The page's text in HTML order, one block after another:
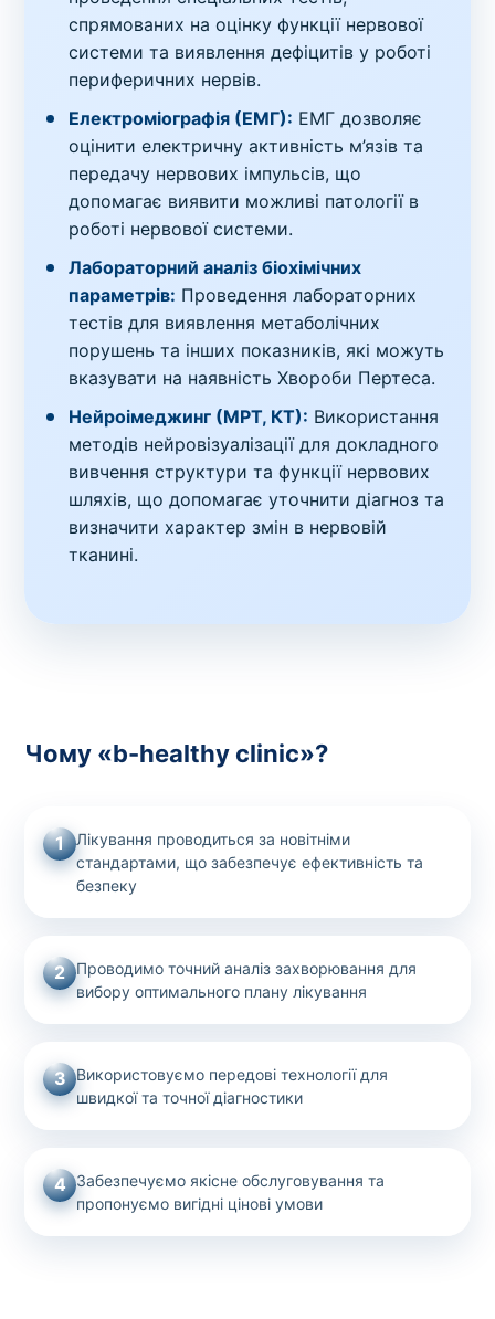
спрямованих на оцінку функції нервової
системи та виявлення дефіцитів у роботі
периферичних нервів.
Електроміографія (ЕМГ): ЕМГ дозволяє
оцінити електричну активність м’язів та
передачу нервових імпульсів, що
допомагає виявити можливі патології в
роботі нервової системи.
Лабораторний аналіз біохімічних
параметрів: Проведення лабораторних
тестів для виявлення метаболічних
порушень та інших показників, які можуть
вказувати на наявність Хвороби Пертеса.
Нейроімеджинг (МРТ, КТ): Використання
методів нейровізуалізації для докладного
вивчення структури та функції нервових
шляхів, що допомагає уточнити діагноз та
визначити характер змін в нервовій
тканині.
Чому «b-healthy clinic»?
1
Лікування проводиться за новітніми
стандартами, що забезпечує ефективність та
безпеку
2
Проводимо точний аналіз захворювання для
вибору оптимального плану лікування
3 Використовуємо передові технології для
швидкої та точної діагностики
4 Забезпечуємо якісне обслуговування та
пропонуємо вигідні цінові умови